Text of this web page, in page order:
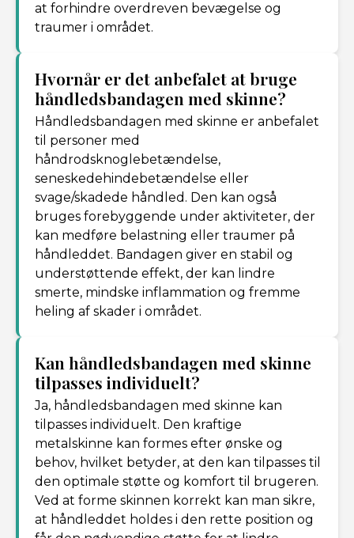
at forhindre overdreven bevægelse og
traumer i området.
Hvornår er det anbefalet at bruge
håndledsbandagen med skinne?
Håndledsbandagen med skinne er anbefalet
til personer med
håndrodsknoglebetændelse,
seneskedehindebetændelse eller
svage/skadede håndled. Den kan også
bruges forebyggende under aktiviteter, der
kan medføre belastning eller traumer på
håndleddet. Bandagen giver en stabil og
understøttende effekt, der kan lindre
smerte, mindske inflammation og fremme
heling af skader i området.
Kan håndledsbandagen med skinne
tilpasses individuelt?
Ja, håndledsbandagen med skinne kan
tilpasses individuelt. Den kraftige
metalskinne kan formes efter ønske og
behov, hvilket betyder, at den kan tilpasses til
den optimale støtte og komfort til brugeren.
Ved at forme skinnen korrekt kan man sikre,
at håndleddet holdes i den rette position og